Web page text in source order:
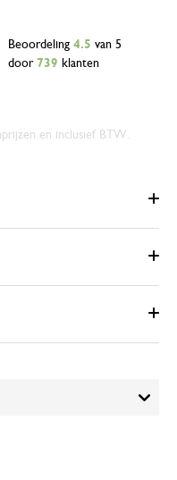
Beoordeling 4.5 van 5
door 739 klanten
en inclusief BTW.